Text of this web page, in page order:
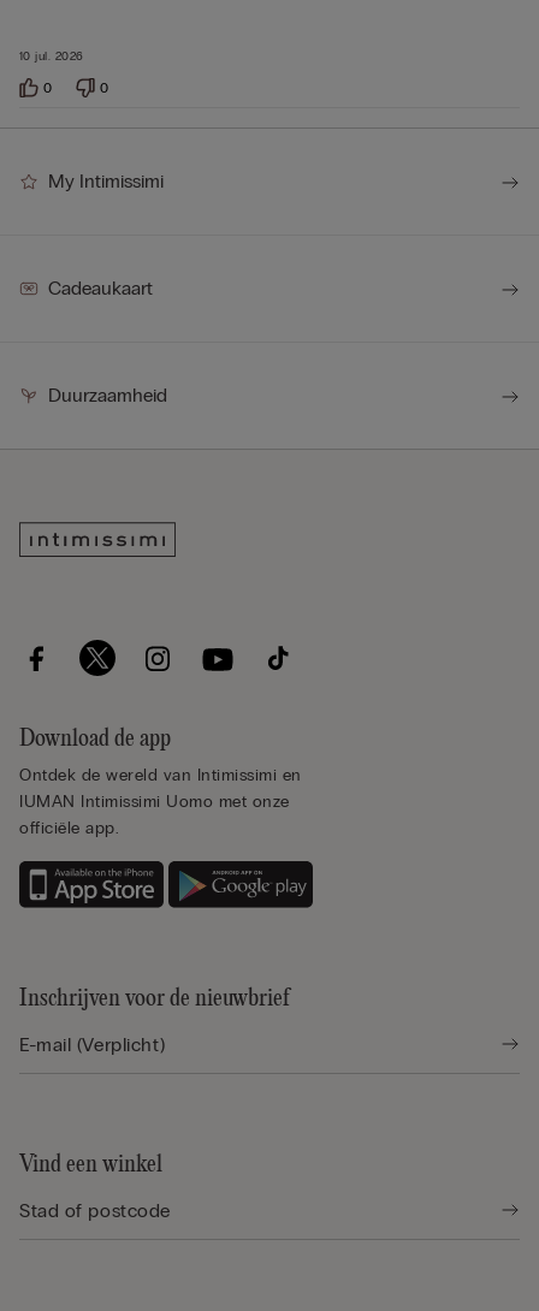
10 jul. 2026
0 0
My Intimissimi
Cadeaukaart
Duurzaamheid
Download de app
Ontdek de wereld van Intimissimi en
IUMAN Intimissimi Uomo met onze
officiële app.
Inschrijven voor de nieuwbrief
Vind een winkel